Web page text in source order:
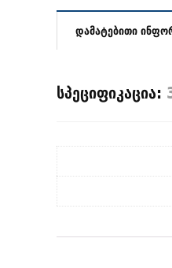
დამატებითი
სპეციფიკაცია: